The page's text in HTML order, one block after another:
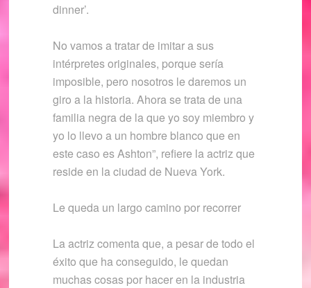
dinner’.
No vamos a tratar de imitar a sus
intérpretes originales, porque sería
imposible, pero nosotros le daremos un
giro a la historia. Ahora se trata de una
familia negra de la que yo soy miembro y
yo lo llevo a un hombre blanco que en
este caso es Ashton”, refiere la actriz que
reside en la ciudad de Nueva York.
Le queda un largo camino por recorrer
La actriz comenta que, a pesar de todo el
éxito que ha conseguido, le quedan
muchas cosas por hacer en la industria